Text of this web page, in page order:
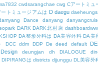
cwdsarangchae cwg Cアートミュ
ートミュージアムは D daegu
Dance danyang
DARK DARK北村店
DA整形外科は DA美容外科 DA美
DCC ddm DDP De deed default DEL
Design deungjan dh DIALOGUE
DIPIRANGは districts djjunggu DL美容外